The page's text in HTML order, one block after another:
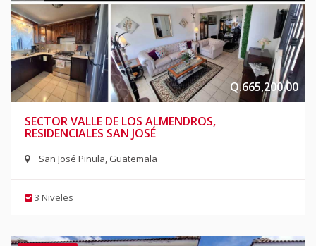
Q.665,200.00
SECTOR VALLE DE LOS ALMENDROS,
RESIDENCIALES SAN JOSÉ
San José Pinula, Guatemala
3 Niveles